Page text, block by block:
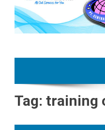
Tag: training